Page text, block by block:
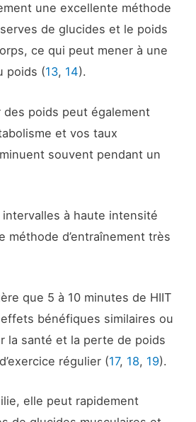
une excellente méthode
de glucides et le poids
ce qui peut mener à une
poids (13, 14).
poids peut également
et vos taux
souvent pendant un
intervalles à haute intensité
méthode d’entraînement très
que 5 à 10 minutes de HIIT
bénéfiques similaires ou
la santé et la perte de poids
régulier (17, 18, 19).
elle peut rapidement